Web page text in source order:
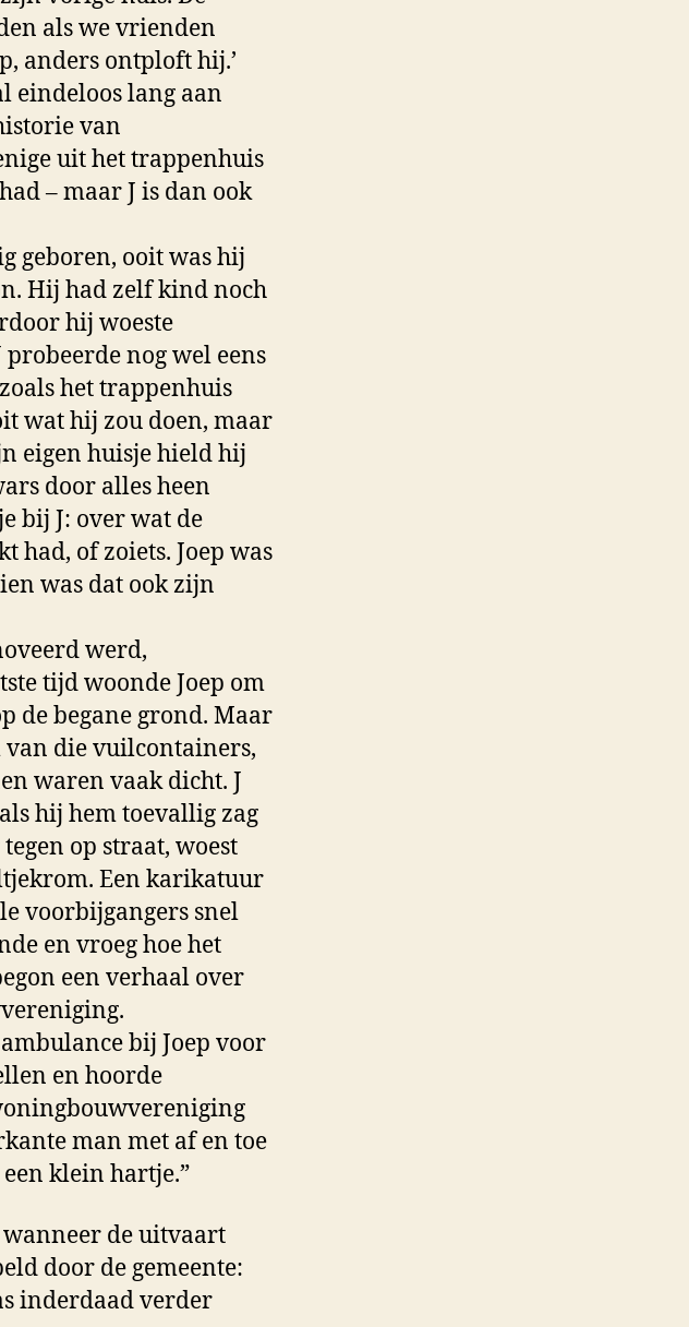
als we vrienden
anders ontploft hij.’
eindeloos lang aan
van
uit het trappenhuis
– maar J is dan ook
geboren, ooit was hij
Hij had zelf kind noch
hij woeste
nog wel eens
het trappenhuis
wat hij zou doen, maar
eigen huisje hield hij
door alles heen
bij J: over wat de
had, of zoiets. Joep was
was dat ook zijn
werd,
tijd woonde Joep om
de begane grond. Maar
die vuilcontainers,
waren vaak dicht. J
hij hem toevallig zag
op straat, woest
Een karikatuur
voorbijgangers snel
en vroeg hoe het
een verhaal over
bij Joep voor
en hoorde
man met af en toe
klein hartje.”
wanneer de uitvaart
door de gemeente:
inderdaad verder